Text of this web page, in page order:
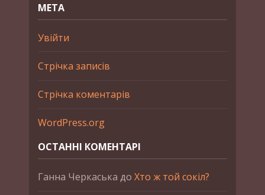
МЕТА
Увійти
Стрічка записів
Стрічка коментарів
WordPress.org
ОСТАННІ КОМЕНТАРІ
Ганна Черкаська до Хто ж той сокіл?